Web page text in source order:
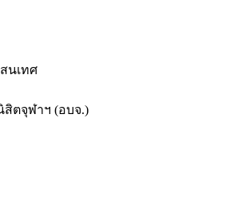
นเทศ
ตจุฬาฯ (อบจ.)